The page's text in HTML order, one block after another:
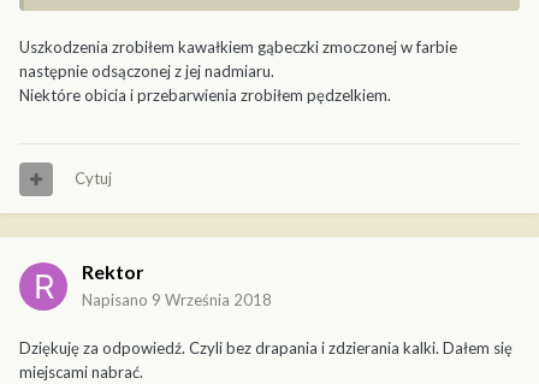
Uszkodzenia zrobiłem kawałkiem gąbeczki zmoczonej w farbie
następnie odsączonej z jej nadmiaru.
Niektóre obicia i przebarwienia zrobiłem pędzelkiem.
Cytuj
Rektor
Napisano 9 Września 2018
Dziękuję za odpowiedź. Czyli bez drapania i zdzierania kalki. Dałem się
miejscami nabrać.